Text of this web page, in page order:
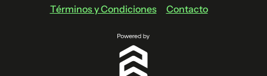
Términos y Condiciones
Contacto